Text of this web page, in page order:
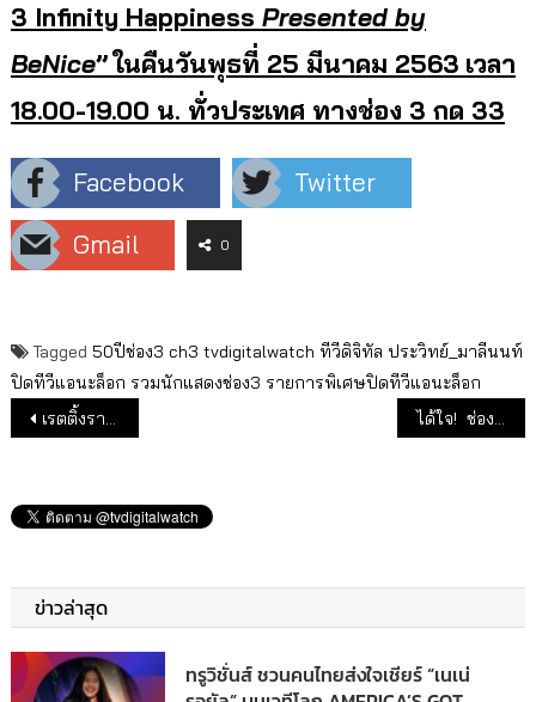
3 Infinity Happiness Presented by
BeNice”ในคืนวันพุธที่ 25 มีนาคม 2563 เวลา
18.00-19.00 น. ทั่วประเทศ ทางช่อง 3 กด 33
Facebook
Twitter
Gmail
0
Tagged 50ปีช่อง3 ch3 tvdigitalwatch ทีวีดิจิทัล ประวิทย์_มาลีนนท์
ปิดทีวีแอนะล็อก รวมนักแสดงช่อง3 รายการพิเศษปิดทีวีแอนะล็อก
แนะแนวเรื่อง
เรตติ้งรายการปกติ และแถลงการณ์ นายกสู้โควิด-19 วันที่ 17 มี.ค.63 ได้ใจ! ช่อง 7 ซื้อประกันโควิด-19 ให้พนักงาน
ข่าวล่าสุด
ทรูวิชั่นส์ ชวนคนไทยส่งใจเชียร์ “เนเน่